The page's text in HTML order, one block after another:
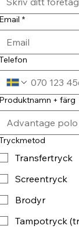
*
+ färg
Transfertryck
Screentryck
Brodyr
Tampotryck